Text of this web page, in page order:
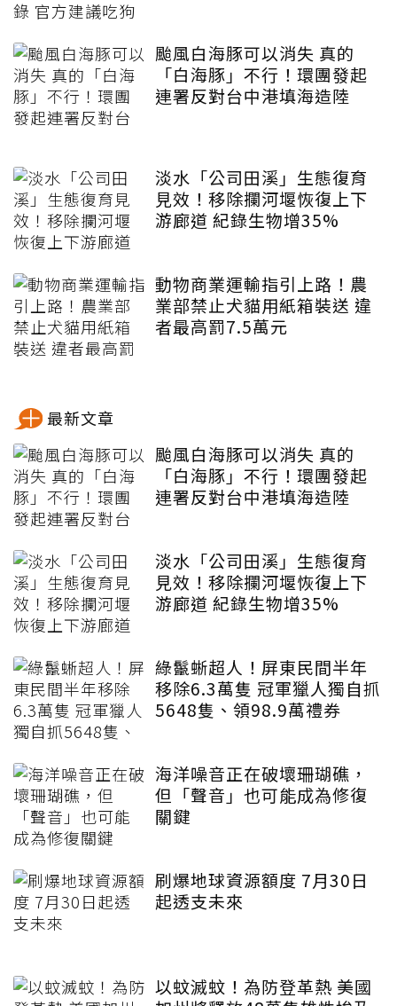
颱風白海豚可以消失 真的
「白海豚」不行！環團發起
連署反對台中港填海造陸
淡水「公司田溪」生態復育
見效！移除攔河堰恢復上下
游廊道 紀錄生物增35%
動物商業運輸指引上路！農
業部禁止犬貓用紙箱裝送 違
者最高罰7.5萬元
最新文章
颱風白海豚可以消失 真的
「白海豚」不行！環團發起
連署反對台中港填海造陸
淡水「公司田溪」生態復育
見效！移除攔河堰恢復上下
游廊道 紀錄生物增35%
綠鬣蜥超人！屏東民間半年
移除6.3萬隻 冠軍獵人獨自抓
5648隻、領98.9萬禮券
海洋噪音正在破壞珊瑚礁，
但「聲音」也可能成為修復
關鍵
刷爆地球資源額度 7月30日
起透支未來
以蚊滅蚊！為防登革熱 美國